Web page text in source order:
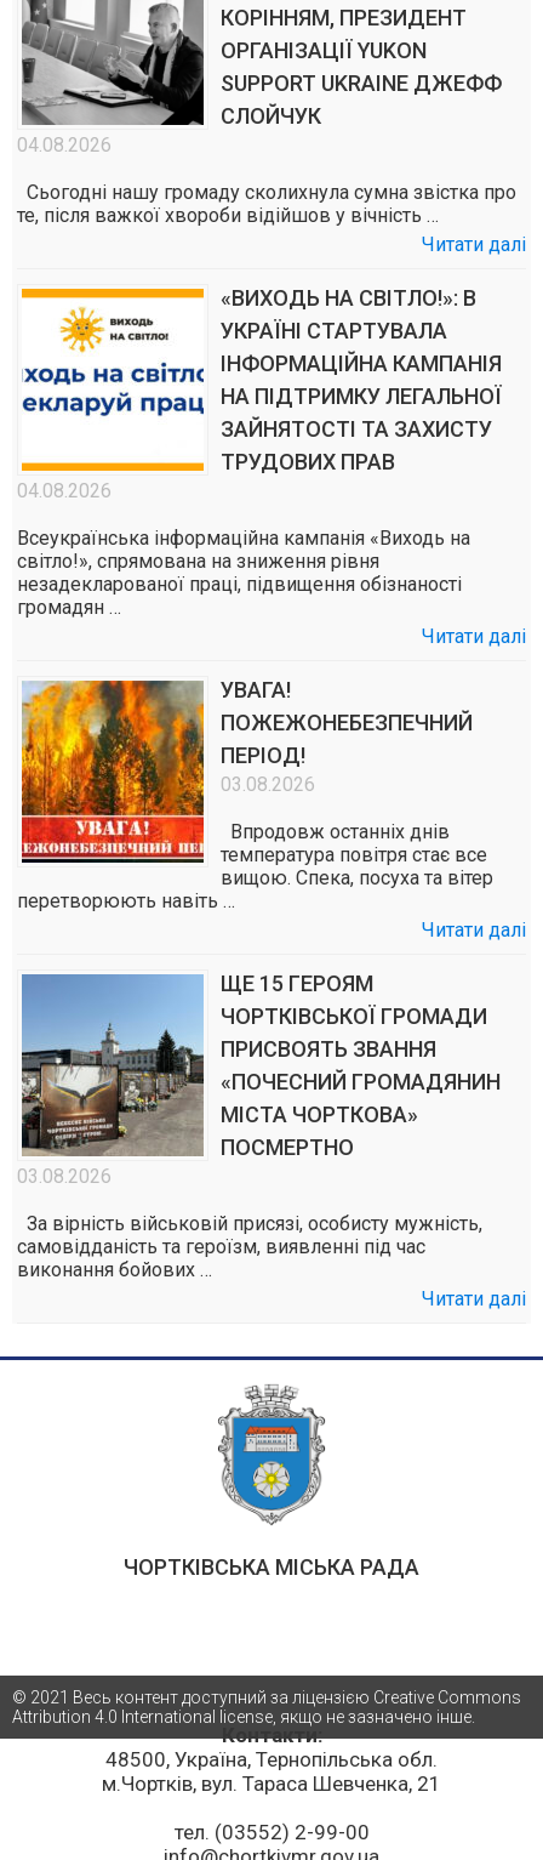
КОРІННЯМ, ПРЕЗИДЕНТ
ОРГАНІЗАЦІЇ YUKON
SUPPORT UKRAINE ДЖЕФФ
СЛОЙЧУК
04.08.2026
Сьогодні нашу громаду сколихнула сумна звістка про
те, після важкої хвороби відійшов у вічність …
Читати далі
«ВИХОДЬ НА СВІТЛО!»: В
УКРАЇНІ СТАРТУВАЛА
ІНФОРМАЦІЙНА КАМПАНІЯ
НА ПІДТРИМКУ ЛЕГАЛЬНОЇ
ЗАЙНЯТОСТІ ТА ЗАХИСТУ
ТРУДОВИХ ПРАВ
04.08.2026
Всеукраїнська інформаційна кампанія «Виходь на
світло!», спрямована на зниження рівня
незадекларованої праці, підвищення обізнаності
громадян …
Читати далі
УВАГА!
ПОЖЕЖОНЕБЕЗПЕЧНИЙ
ПЕРІОД!
03.08.2026
Впродовж останніх днів
температура повітря стає все
вищою. Спека, посуха та вітер
перетворюють навіть …
Читати далі
ЩЕ 15 ГЕРОЯМ
ЧОРТКІВСЬКОЇ ГРОМАДИ
ПРИСВОЯТЬ ЗВАННЯ
«ПОЧЕСНИЙ ГРОМАДЯНИН
МІСТА ЧОРТКОВА»
ПОСМЕРТНО
03.08.2026
За вірність військовій присязі, особисту мужність,
самовідданість та героїзм, виявленні під час
виконання бойових …
Читати далі
ЧОРТКІВСЬКА МІСЬКА РАДА
Контакти:
48500, Україна, Тернопільська обл.
м.Чортків, вул. Тараса Шевченка, 21
тел. (03552) 2-99-00
© 2021 Весь контент доступний за ліцензією Creative Commons
Attribution 4.0 International license, якщо не зазначено інше.